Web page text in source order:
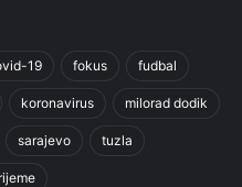
19 fokus fudbal
koronavirus milorad dodik
sarajevo tuzla